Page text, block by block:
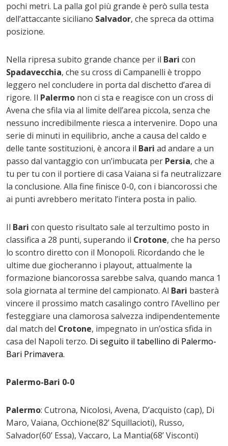
pochi metri. La palla gol più grande è però sulla testa
dell’attaccante siciliano Salvador, che spreca da ottima
posizione.
Nella ripresa subito grande chance per il Bari con
Spadavecchia, che su cross di Campanelli è troppo
leggero nel concludere in porta dal dischetto d’area di
rigore. Il Palermo non ci sta e reagisce con un cross di
Avena che sfila via al limite dell’area piccola, senza che
nessuno incredibilmente riesca a intervenire. Dopo una
serie di minuti in equilibrio, anche a causa del caldo e
delle tante sostituzioni, è ancora il Bari ad andare a un
passo dal vantaggio con un’imbucata per Persia, che a
tu per tu con il portiere di casa Vaiana si fa neutralizzare
la conclusione. Alla fine finisce 0-0, con i biancorossi che
ai punti avrebbero meritato l’intera posta in palio.
Il Bari con questo risultato sale al terzultimo posto in
classifica a 28 punti, superando il Crotone, che ha perso
lo scontro diretto con il Monopoli. Ricordando che le
ultime due giocheranno i playout, attualmente la
formazione biancorossa sarebbe salva, quando manca 1
sola giornata al termine del campionato. Al Bari basterà
vincere il prossimo match casalingo contro l’Avellino per
festeggiare una clamorosa salvezza indipendentemente
dal match del Crotone, impegnato in un’ostica sfida in
casa del Napoli terzo. Di seguito il tabellino di Palermo-
Bari Primavera.
Palermo-Bari 0-0
Palermo: Cutrona, Nicolosi, Avena, D’acquisto (cap), Di
Maro, Vaiana, Occhione(82’ Squillacioti), Russo,
Salvador(60’ Essa), Vaccaro, La Mantia(68’ Visconti)